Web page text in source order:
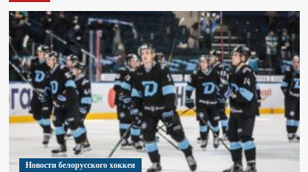
Новости белорусского хоккея